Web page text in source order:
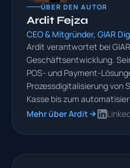
ÜBER DEN AUTOR
Ardit Fejza
CEO & Mitgründer, GIAR
Ardit verantwortet bei
Geschäftsentwicklung.
POS- und Payment-
Prozessdigitalisierung von
Kasse bis zum
Mehr über Ardit